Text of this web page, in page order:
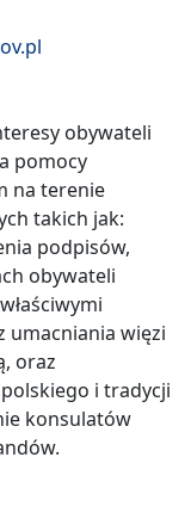
obywateli
pomocy
na terenie
takich jak:
podpisów,
obywateli
umacniania więzi
oraz
i tradycji
konsulatów